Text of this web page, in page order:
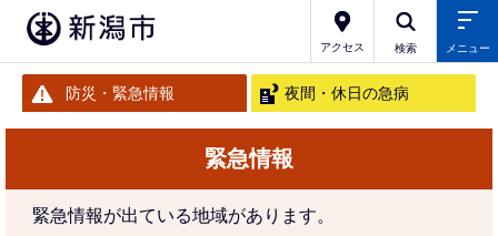
アクセス 検索 メニュー
防災・緊急情報 夜間・休日の急病
緊急情報
緊急情報が出ている地域があります。